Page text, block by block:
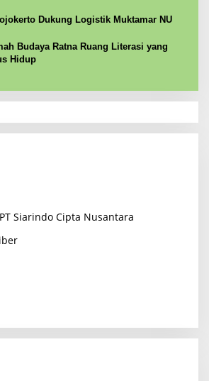
Dukung Logistik Muktamar NU
Budaya Ratna Ruang Literasi yang
Hidup
Siarindo Cipta Nusantara